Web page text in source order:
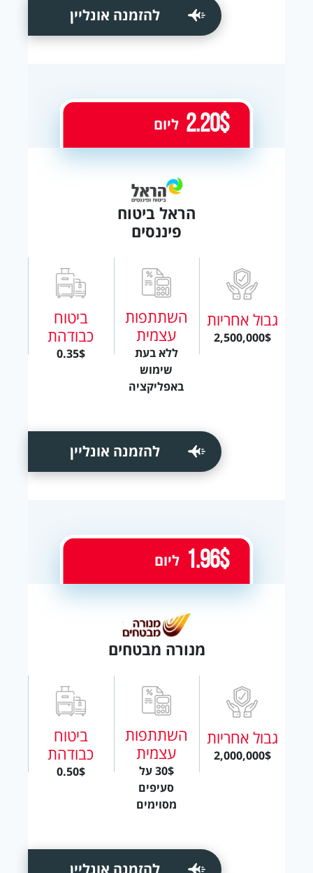
להזמנה אונליין
הראל ביטוח
פיננסים
גבול אחריות
2,500,000$
השתתפות
עצמית
ללא בעת
שימוש
באפליקציה
ביטוח
כבודהת
0.35$
2.20$ ליום
להזמנה אונליין
מנורה מבטחים
גבול אחריות
2,000,000$
השתתפות
עצמית
30$ על
סעיפים
מסוימים
ביטוח
כבודהת
0.50$
1.96$ ליום
להזמנה אונליין